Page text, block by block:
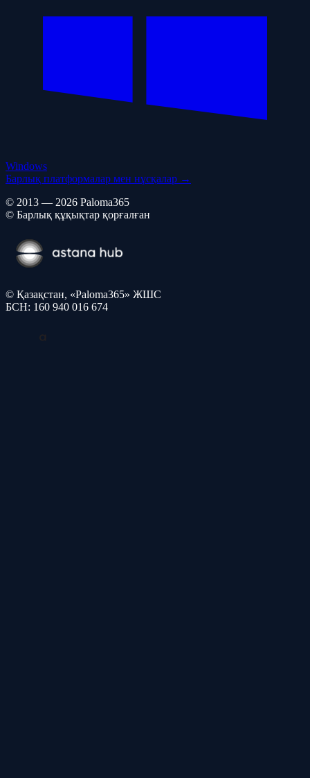
Windows
Барлық платформалар мен нұсқалар →
© 2013 — 2026 Paloma365
© Барлық құқықтар қорғалған
© Қазақстан, «Paloma365» ЖШС
БСН: 160 940 016 674